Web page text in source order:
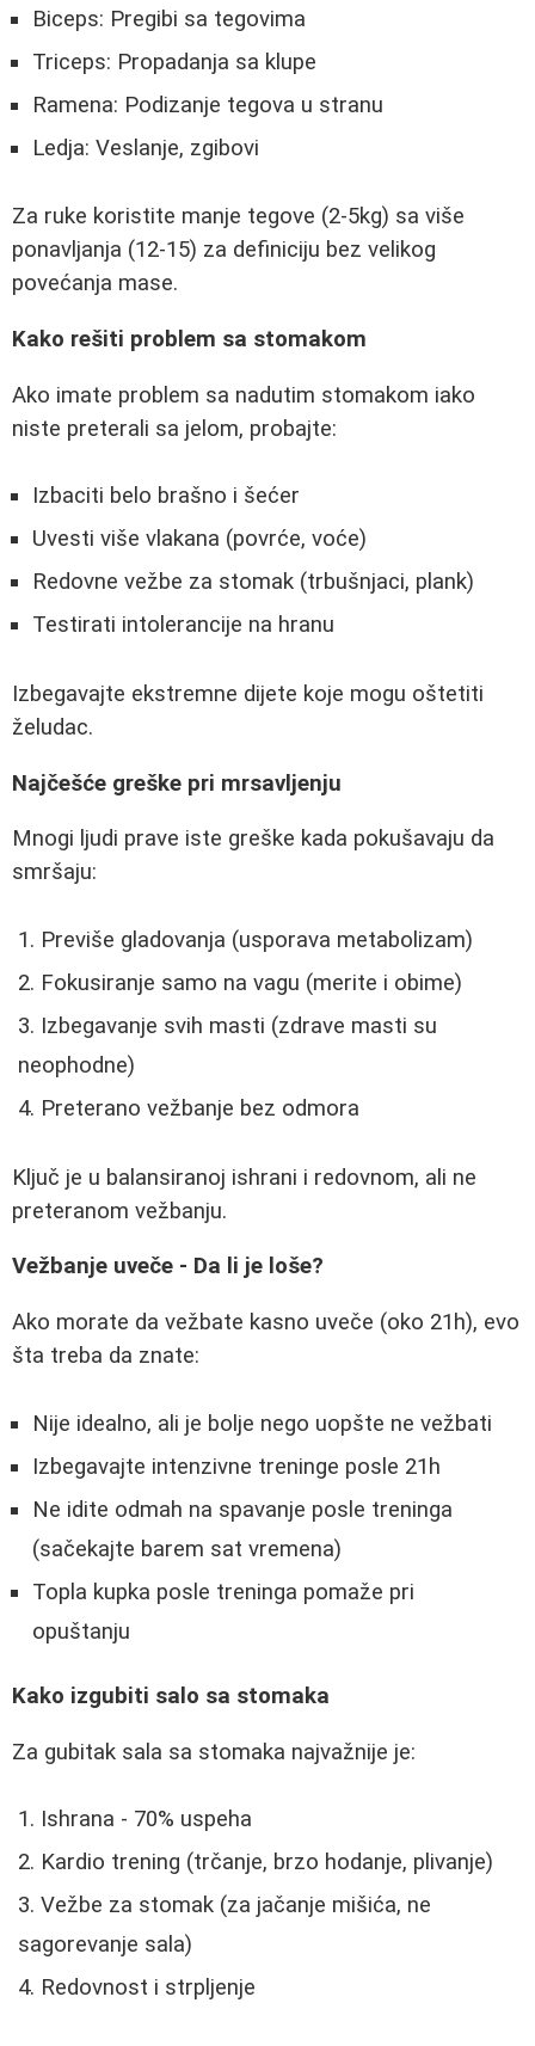
Biceps: Pregibi sa tegovima
Triceps: Propadanja sa klupe
Ramena: Podizanje tegova u stranu
Ledja: Veslanje, zgibovi
Za ruke koristite manje tegove (2-5kg) sa više
ponavljanja (12-15) za definiciju bez velikog
povećanja mase.
Kako rešiti problem sa stomakom
Ako imate problem sa nadutim stomakom iako
niste preterali sa jelom, probajte:
Izbaciti belo brašno i šećer
Uvesti više vlakana (povrće, voće)
Redovne vežbe za stomak (trbušnjaci, plank)
Testirati intolerancije na hranu
Izbegavajte ekstremne dijete koje mogu oštetiti
želudac.
Najčešće greške pri mrsavljenju
Mnogi ljudi prave iste greške kada pokušavaju da
smršaju:
Previše gladovanja (usporava metabolizam)
Fokusiranje samo na vagu (merite i obime)
Izbegavanje svih masti (zdrave masti su
neophodne)
Preterano vežbanje bez odmora
Ključ je u balansiranoj ishrani i redovnom, ali ne
preteranom vežbanju.
Vežbanje uveče - Da li je loše?
Ako morate da vežbate kasno uveče (oko 21h), evo
šta treba da znate:
Nije idealno, ali je bolje nego uopšte ne vežbati
Izbegavajte intenzivne treninge posle 21h
Ne idite odmah na spavanje posle treninga
(sačekajte barem sat vremena)
Topla kupka posle treninga pomaže pri
opuštanju
Kako izgubiti salo sa stomaka
Za gubitak sala sa stomaka najvažnije je:
Ishrana - 70% uspeha
Kardio trening (trčanje, brzo hodanje, plivanje)
Vežbe za stomak (za jačanje mišića, ne
sagorevanje sala)
Redovnost i strpljenje